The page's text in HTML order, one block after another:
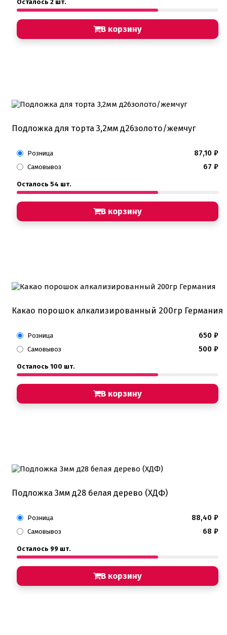
Осталось 2 шт.
В корзину
Подложка для торта 3,2мм д26золото/жемчуг
Розница 87,10 ₽
Самовывоз 67 ₽
Осталось 54 шт.
В корзину
Какао порошок алкализированный 200гр Германия
Розница 650 ₽
Самовывоз 500 ₽
Осталось 100 шт.
В корзину
Подложка 3мм д28 белая дерево (ХДФ)
Розница 88,40 ₽
Самовывоз 68 ₽
Осталось 99 шт.
В корзину